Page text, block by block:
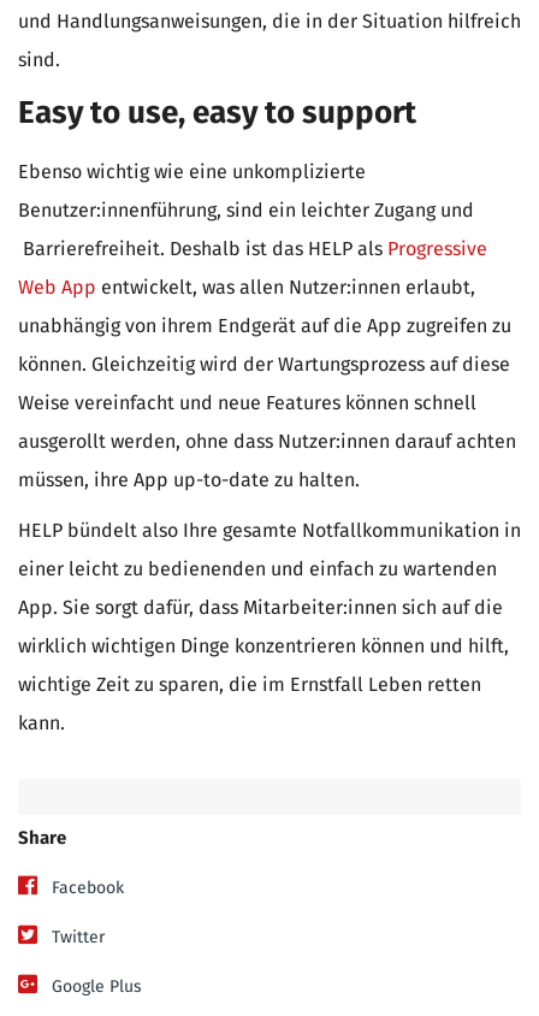
Share
Facebook
Twitter
Google Plus
und Handlungsanweisungen, die in der Situation hilfreich
sind.
Easy to use, easy to support
Ebenso wichtig wie eine unkomplizierte
Benutzer:innenführung, sind ein leichter Zugang und
Barrierefreiheit. Deshalb ist das HELP als Progressive
Web App entwickelt, was allen Nutzer:innen erlaubt,
unabhängig von ihrem Endgerät auf die App zugreifen zu
können. Gleichzeitig wird der Wartungsprozess auf diese
Weise vereinfacht und neue Features können schnell
ausgerollt werden, ohne dass Nutzer:innen darauf achten
müssen, ihre App up-to-date zu halten.
HELP bündelt also Ihre gesamte Notfallkommunikation in
einer leicht zu bedienenden und einfach zu wartenden
App. Sie sorgt dafür, dass Mitarbeiter:innen sich auf die
wirklich wichtigen Dinge konzentrieren können und hilft,
wichtige Zeit zu sparen, die im Ernstfall Leben retten
kann.